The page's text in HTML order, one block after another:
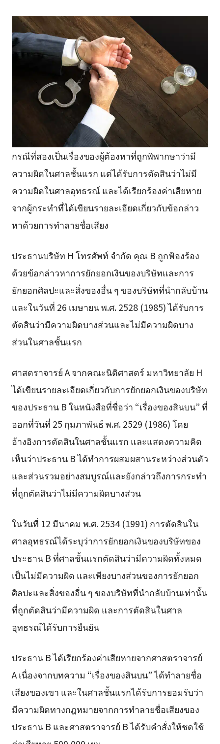
กรณีที่สองเป็นเรื่องของผู้ต้องหาที่ถูกพิพากษาว่ามี
ความผิดในศาลชั้นแรก แต่ได้รับการตัดสินว่าไม่มี
ความผิดในศาลอุทธรณ์ และได้เรียกร้องค่าเสียหาย
จากผู้กระทำที่ได้เขียนรายละเอียดเกี่ยวกับข้อกล่าว
หาด้วยการทำลายชื่อเสียง
ประธานบริษัท H โทรศัพท์ จำกัด คุณ B ถูกฟ้องร้อง
ด้วยข้อกล่าวหาการยักยอกเงินของบริษัทและการ
ยักยอกศิลปะและสิ่งของอื่น ๆ ของบริษัทที่นำกลับบ้าน
และในวันที่ 26 เมษายน พ.ศ. 2528 (1985) ได้รับการ
ตัดสินว่ามีความผิดบางส่วนและไม่มีความผิดบาง
ส่วนในศาลชั้นแรก
ศาสตราจารย์ A จากคณะนิติศาสตร์ มหาวิทยาลัย H
ได้เขียนรายละเอียดเกี่ยวกับการยักยอกเงินของบริษัท
ของประธาน B ในหนังสือที่ชื่อว่า “เรื่องของสินบน” ที่
ออกที่วันที่ 25 กุมภาพันธ์ พ.ศ. 2529 (1986) โดย
อ้างอิงการตัดสินในศาลชั้นแรก และแสดงความคิด
เห็นว่าประธาน B ได้ทำการผสมผสานระหว่างส่วนตัว
และส่วนรวมอย่างสมบูรณ์และยังกล่าวถึงการกระทำ
ที่ถูกตัดสินว่าไม่มีความผิดบางส่วน
ในวันที่ 12 มีนาคม พ.ศ. 2534 (1991) การตัดสินใน
ศาลอุทธรณ์ได้ระบุว่าการยักยอกเงินของบริษัทของ
ประธาน B ที่ศาลชั้นแรกตัดสินว่ามีความผิดทั้งหมด
เป็นไม่มีความผิด และเพียงบางส่วนของการยักยอก
ศิลปะและสิ่งของอื่น ๆ ของบริษัทที่นำกลับบ้านเท่านั้น
ที่ถูกตัดสินว่ามีความผิด และการตัดสินในศาล
อุทธรณ์ได้รับการยืนยัน
ประธาน B ได้เรียกร้องค่าเสียหายจากศาสตราจารย์
A เนื่องจากบทความ “เรื่องของสินบน” ได้ทำลายชื่อ
เสียงของเขา และในศาลชั้นแรกได้รับการยอมรับว่า
มีความผิดทางกฎหมายจากการทำลายชื่อเสียงของ
ประธาน B และศาสตราจารย์ B ได้รับคำสั่งให้ชดใช้